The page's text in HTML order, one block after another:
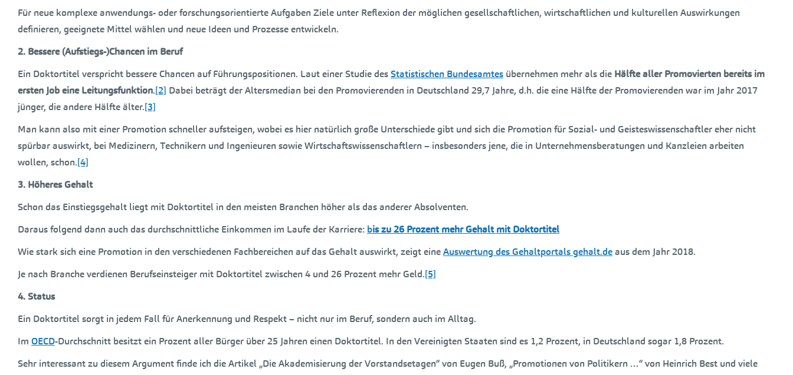
Für neue komplexe anwendungs- oder forschungsorientierte Aufgaben Ziele unter Reflexion der möglichen gesellschaftlichen, wirtschaftlichen und kulturellen Auswirkungen
definieren, geeignete Mittel wählen und neue Ideen und Prozesse entwickeln.
2. Bessere (Aufstiegs-)Chancen im Beruf
Ein Doktortitel verspricht bessere Chancen auf Führungspositionen. Laut einer Studie desStatistischen Bundesamtes übernehmen mehr als die Hälfte aller Promovierten bereits im
ersten Job eine Leitungsfunktion.[2] Dabei beträgt der Altersmedian bei den Promovierenden in Deutschland 29,7 Jahre, d.h. die eine Hälfte der Promovierenden war im Jahr 2017
jünger, die andere Hälfte älter.[3]
Man kann also mit einer Promotion schneller aufsteigen, wobei es hier natürlich große Unterschiede gibt und sich die Promotion für Sozial- und Geisteswissenschaftler eher nicht
spürbar auswirkt, bei Medizinern, Technikern und Ingenieuren sowie Wirtschaftswissenschaftlern – insbesonders jene, die in Unternehmensberatungen und Kanzleien arbeiten
wollen, schon.[4]
3. Höheres Gehalt
Schon das Einstiegsgehalt liegt mit Doktortitel in den meisten Branchen höher als das anderer Absolventen.
Daraus folgend dann auch das durchschnittliche Einkommen im Laufe der Karriere: bis zu 26 Prozent mehr Gehalt mit Doktortitel
Wie stark sich eine Promotion in den verschiedenen Fachbereichen auf das Gehalt auswirkt, zeigt eineAuswertung des Gehaltportals gehalt.deaus dem Jahr 2018.
Je nach Branche verdienen Berufseinsteiger mit Doktortitel zwischen 4 und 26 Prozent mehr Geld.[5]
4. Status
Ein Doktortitel sorgt in jedem Fall für Anerkennung und Respekt – nicht nur im Beruf, sondern auch im Alltag.
Im OECD-Durchschnitt besitzt ein Prozent aller Bürger über 25 Jahren einen Doktortitel. In den Vereinigten Staaten sind es 1,2 Prozent, in Deutschland sogar 1,8 Prozent.
Sehr interessant zu diesem Argument finde ich die Artikel „Die Akademisierung der Vorstandsetagen“ von Eugen Buß, „Promotionen von Politikern …“ von Heinrich Best und viele